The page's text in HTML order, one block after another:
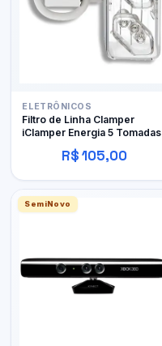
ELETRÔNICOS
Filtro de Linha Clamper
iClamper Energia 5 Tomadas
R$ 105,00
SemiNovo